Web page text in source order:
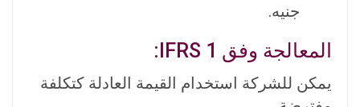
جنيه.
المعالجة وفق IFRS 1:
يمكن للشركة استخدام القيمة العادلة كتكلفة